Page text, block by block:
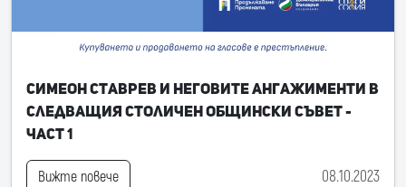
Симеон Ставрев и неговите ангажименти в
следващия Столичен общински съвет -
част 1
Вижте повече 08.10.2023